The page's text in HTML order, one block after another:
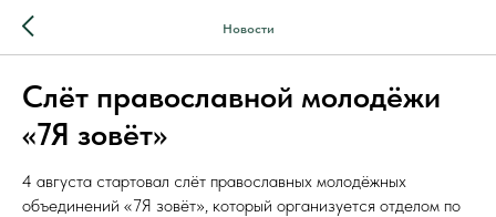
Новости
Слёт православной молодёжи
«7Я зовёт»
4 августа стартовал слёт православных молодёжных
объединений «7Я зовёт», который организуется отделом по